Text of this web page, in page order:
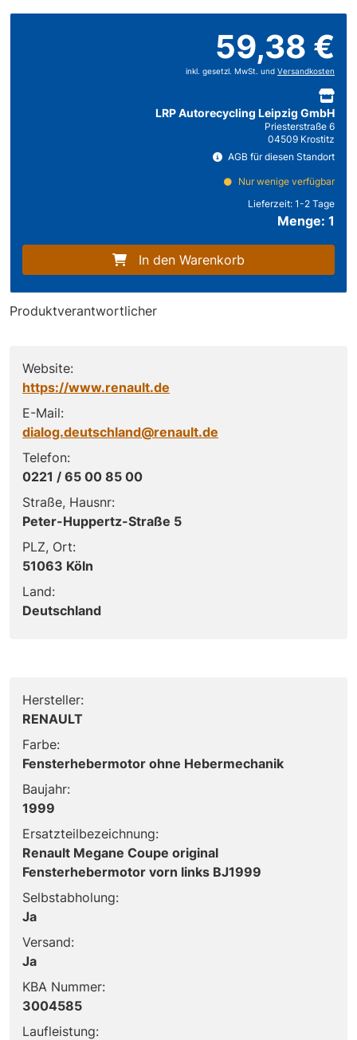
59,38 €
inkl. gesetzl. MwSt. und Versandkosten
LRP Autorecycling Leipzig GmbH
Priesterstraße 6
04509 Krostitz
AGB für diesen Standort
Nur wenige verfügbar
Lieferzeit: 1-2 Tage
Menge: 1
In den Warenkorb
Produktverantwortlicher
Website:
https://www.renault.de
E-Mail:
dialog.deutschland@renault.de
Telefon:
0221 / 65 00 85 00
Straße, Hausnr:
Peter-Huppertz-Straße 5
PLZ, Ort:
51063 Köln
Land:
Deutschland
Hersteller:
RENAULT
Farbe:
Fensterhebermotor ohne Hebermechanik
Baujahr:
1999
Ersatzteilbezeichnung:
Renault Megane Coupe original
Fensterhebermotor vorn links BJ1999
Selbstabholung:
Ja
Versand:
Ja
KBA Nummer:
3004585
Laufleistung: